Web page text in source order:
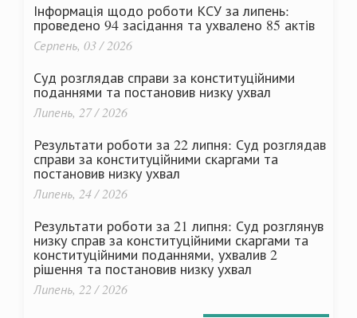
Інформація щодо роботи КСУ за липень:
проведено 94 засідання та ухвалено 85 актів
Серпень, 03 / 2026
Суд розглядав справи за конституційними
поданнями та постановив низку ухвал
Липень, 27 / 2026
Результати роботи за 22 липня: Суд розглядав
справи за конституційними скаргами та
постановив низку ухвал
Липень, 24 / 2026
Результати роботи за 21 липня: Суд розглянув
низку справ за конституційними скаргами та
конституційними поданнями, ухвалив 2
рішення та постановив низку ухвал
Липень, 22 / 2026